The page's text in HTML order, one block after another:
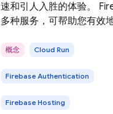
速和引人入胜的体验。
多种服务，可帮助您有效
佳实践，包括： 本页面大
器 Firebase JavaScript
我们的 入门指南 向您的
概念 Cloud Run
Firebase Authentication
Firebase Hosting